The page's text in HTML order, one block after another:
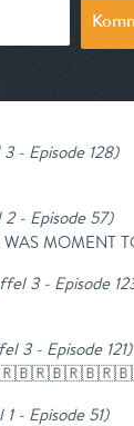
- Episode 128)
- Episode 57)
MOMENT
3 - Episode
3 - Episode 121)
- Episode 51)